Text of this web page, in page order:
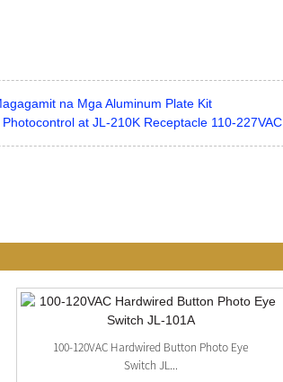
na Mga Aluminum Plate Kit
at JL-210K Receptacle 110-227VAC
100-120VAC Hardwired Button Photo Eye
Switch JL...